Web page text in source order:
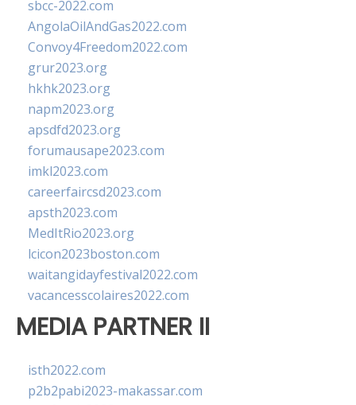
sbcc-2022.com
AngolaOilAndGas2022.com
Convoy4Freedom2022.com
grur2023.org
hkhk2023.org
napm2023.org
apsdfd2023.org
forumausape2023.com
imkl2023.com
careerfaircsd2023.com
apsth2023.com
MedItRio2023.org
lcicon2023boston.com
waitangidayfestival2022.com
vacancesscolaires2022.com
MEDIA PARTNER II
isth2022.com
p2b2pabi2023-makassar.com